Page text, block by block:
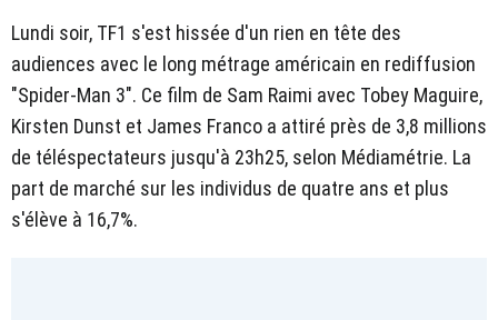
Lundi soir, TF1 s'est hissée d'un rien en tête des
audiences avec le long métrage américain en rediffusion
"Spider-Man 3". Ce film de Sam Raimi avec Tobey Maguire,
Kirsten Dunst et James Franco a attiré près de 3,8 millions
de téléspectateurs jusqu'à 23h25, selon Médiamétrie. La
part de marché sur les individus de quatre ans et plus
s'élève à 16,7%.